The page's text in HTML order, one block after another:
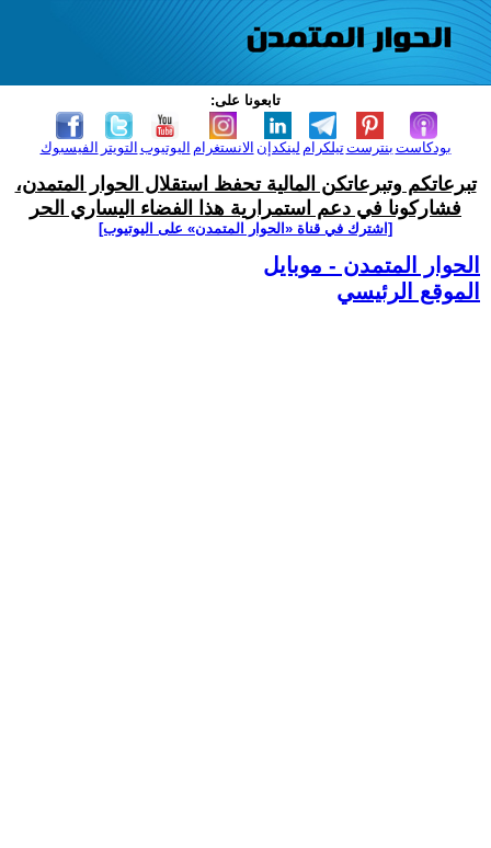
تابعونا على:
الفيسبوك التويتر اليوتيوب الانستغرام لينكدإن تيلكرامبنترست بودكاست
تبرعاتكم وتبرعاتكن المالية تحفظ استقلال الحوار المتمدن،
فشاركونا في دعم استمرارية هذا الفضاء اليساري الحر
[اشترك في قناة ‫«الحوار المتمدن» على اليوتيوب]
الحوار المتمدن - موبايل
الموقع الرئيسي